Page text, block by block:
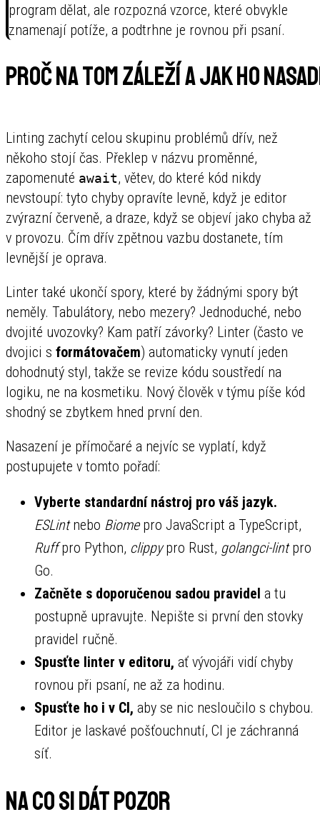
program dělat, ale rozpozná vzorce, které obvykle
znamenají potíže, a podtrhne je rovnou při psaní.
Proč na tom záleží a jak ho
Linting zachytí celou skupinu problémů dřív, než
někoho stojí čas. Překlep v názvu proměnné,
zapomenuté await, větev, do které kód nikdy
nevstoupí: tyto chyby opravíte levně, když je editor
zvýrazní červeně, a draze, když se objeví jako chyba až
v provozu. Čím dřív zpětnou vazbu dostanete, tím
levnější je oprava.
Linter také ukončí spory, které by žádnými spory být
neměly. Tabulátory, nebo mezery? Jednoduché, nebo
dvojité uvozovky? Kam patří závorky? Linter (často ve
dvojici s formátovačem) automaticky vynutí jeden
dohodnutý styl, takže se revize kódu soustředí na
logiku, ne na kosmetiku. Nový člověk v týmu píše kód
shodný se zbytkem hned první den.
Nasazení je přímočaré a nejvíc se vyplatí, když
postupujete v tomto pořadí:
Vyberte standardní nástroj pro váš jazyk.
ESLintnebo Biomepro JavaScript a TypeScript,
Ruffpro Python, clippypro Rust, golangci-lintpro
Go.
Začněte s doporučenou sadou pravidel a tu
postupně upravujte. Nepište si první den stovky
pravidel ručně.
Spusťte linter v editoru, ať vývojáři vidí chyby
rovnou při psaní, ne až za hodinu.
Spusťte ho i v CI, aby se nic nesloučilo s chybou.
Editor je laskavé pošťouchnutí, CI je záchranná
síť.
Na co si dát pozor